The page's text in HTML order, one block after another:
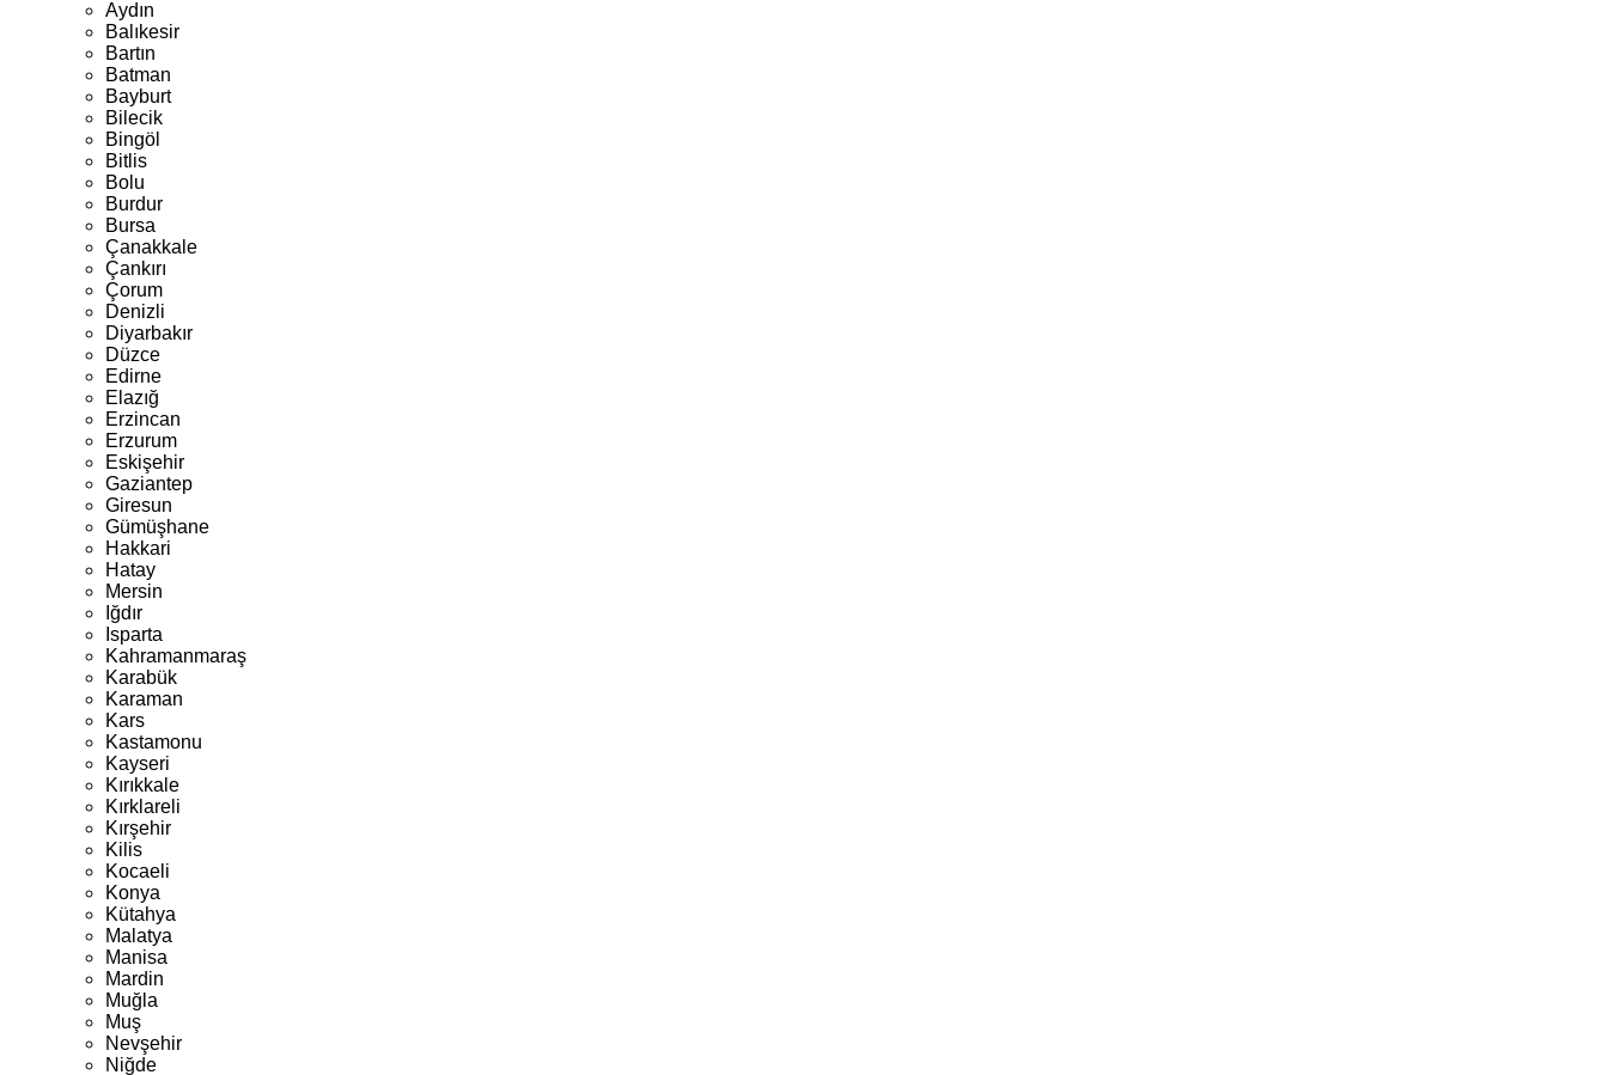
Aydın
Balıkesir
Bartın
Batman
Bayburt
Bilecik
Bingöl
Bitlis
Bolu
Burdur
Bursa
Çanakkale
Çankırı
Çorum
Denizli
Diyarbakır
Düzce
Edirne
Elazığ
Erzincan
Erzurum
Eskişehir
Gaziantep
Giresun
Gümüşhane
Hakkari
Hatay
Mersin
Iğdır
Isparta
Kahramanmaraş
Karabük
Karaman
Kars
Kastamonu
Kayseri
Kırıkkale
Kırklareli
Kırşehir
Kilis
Kocaeli
Konya
Kütahya
Malatya
Manisa
Mardin
Muğla
Muş
Nevşehir
Niğde